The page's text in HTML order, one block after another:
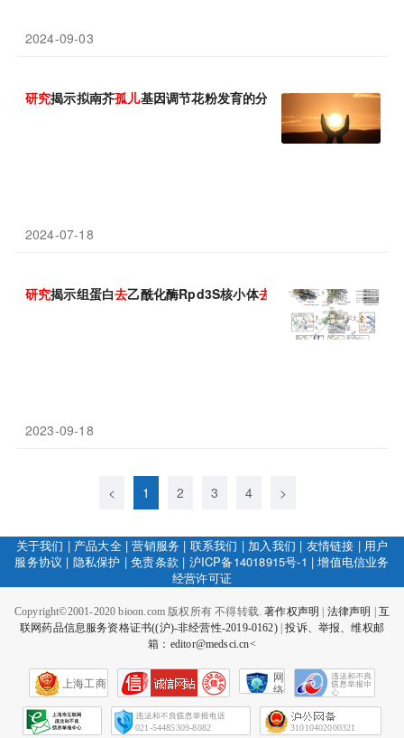
2024-09-03
研究揭示拟南芥孤儿基因调节花粉发育的分子机制
2024-07-18
研究揭示组蛋白去乙酰化酶Rpd3S核小体去 乙酰化和DNA linker
2023-09-18
< 1 2 3 4 >
关于我们 | 产品大全|营销服务 | 联系我们 | 加入我们 | 友情链接 | 用户
服务协议 | 隐私保护 |免责条款 | 沪ICP备14018915号-1 |增值电信业务
经营许可证
Copyright©2001-2020 bioon.com 版权所有 不得转载.著作权声明 法律声明
互
联网药品信息服务资格证书((沪)-非经营性-2019-0162)|投诉、举报、维权邮
箱：editor@medsci.cn<
上海工商
网
络
会
征
021-54485309-8082 31010402000321